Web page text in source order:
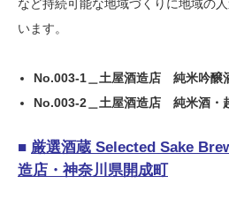
など持続可能な地域づくりに地域の
います。
No.003-1＿土屋酒造店 純米吟醸
No.003-2＿土屋酒造店 純米酒・
■ 厳選酒蔵 Selected Sake
造店・神奈川県開成町